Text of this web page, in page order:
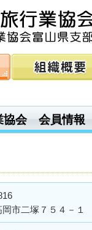
協会 会員情報
市二塚７５４－１